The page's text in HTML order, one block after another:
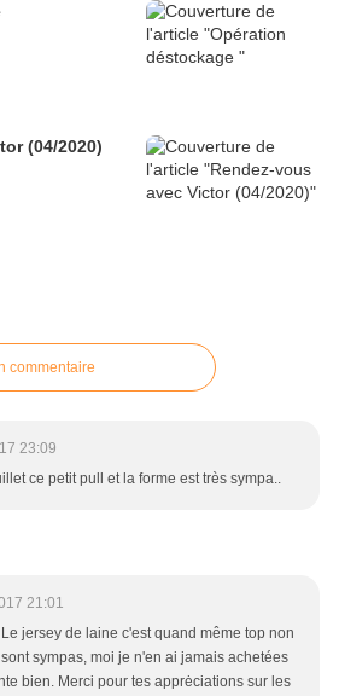
(04/2020)
commentaire
23:09
ce petit pull et la forme est très sympa..
21:01
jersey de laine c'est quand même top non
sympas, moi je n'en ai jamais achetées
bien. Merci pour tes apprėciations sur les